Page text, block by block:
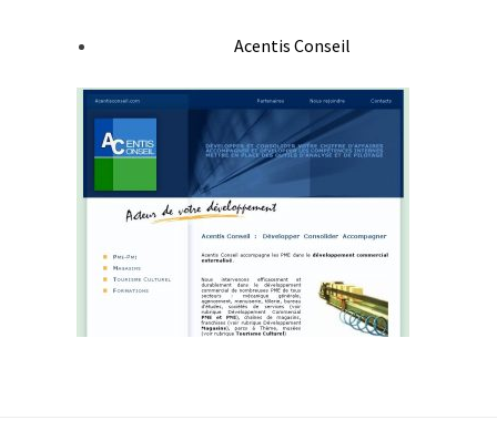
Acentis Conseil